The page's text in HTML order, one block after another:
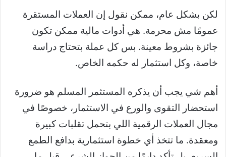
لكن بشكل عام، ممكن نقول إن العملات المستقرة
عمومًا مش محرمة. هي أدوات مالية ممكن تكون
جائزة بشروط معينة. بس كل عملة بتحتاج دراسة
خاصة، وكل استثمار له حكمه الخاص.
أهم شي يجب أن يذكره المستثمر المسلم هو ضرورة
استحضار التقوى والورع في الاستثمار، خصوصًا في
مجال العملات الرقمية اللي بتحمل تقلبات كبيرة
ومعقدة. ما تتخذ أي خطوة استثمارية بدافع الطمع